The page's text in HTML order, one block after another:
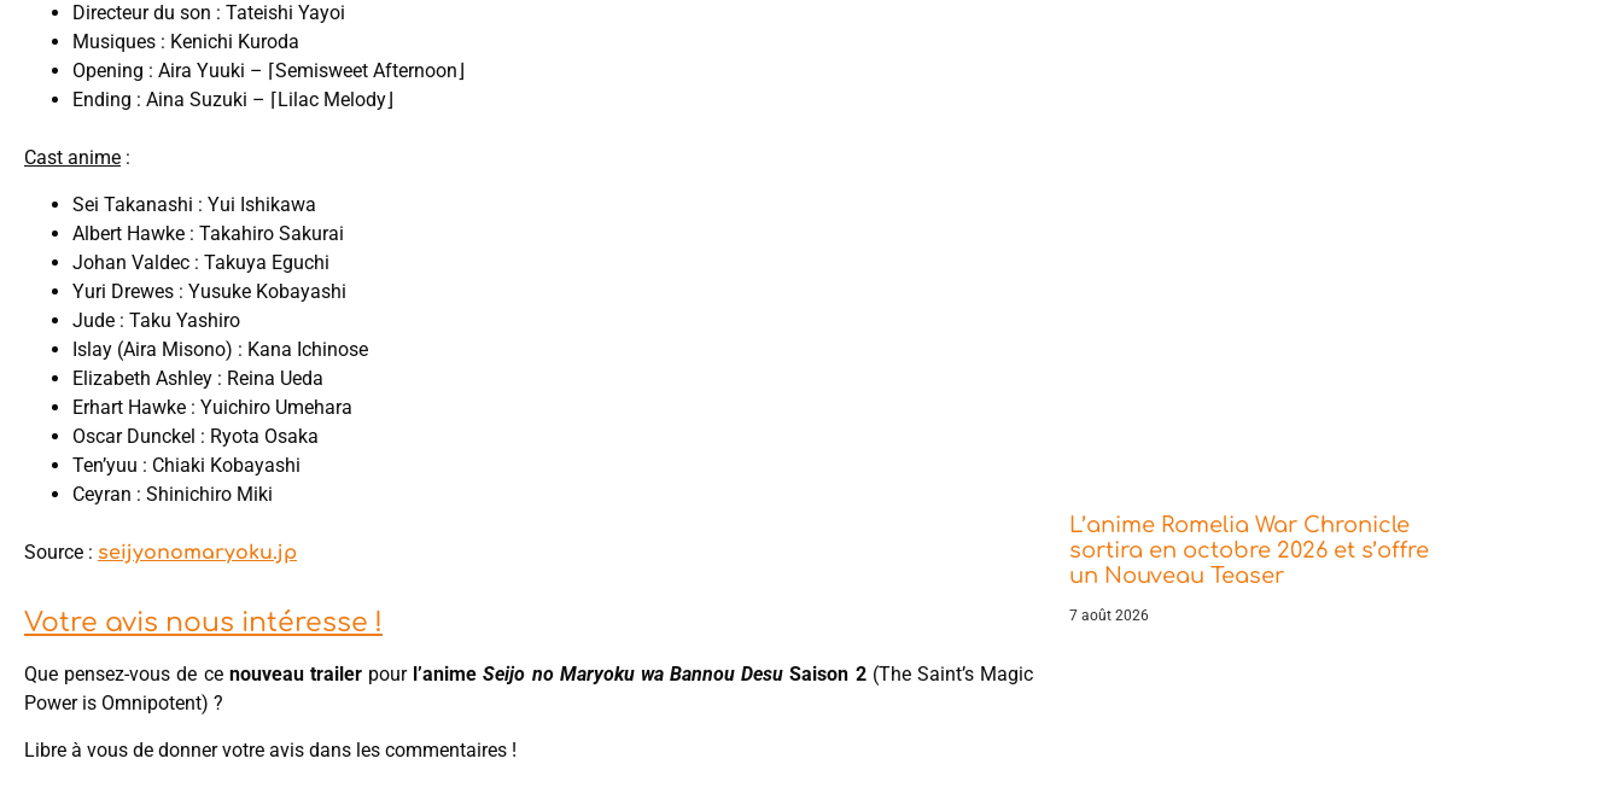
Directeur du son : Tateishi Yayoi
Musiques : Kenichi Kuroda
Opening : Aira Yuuki – ⌈Semisweet Afternoon⌋
Ending : Aina Suzuki – ⌈Lilac Melody⌋
Cast anime :
Sei Takanashi : Yui Ishikawa
Albert Hawke : Takahiro Sakurai
Johan Valdec : Takuya Eguchi
Yuri Drewes : Yusuke Kobayashi
Jude : Taku Yashiro
Islay (Aira Misono) : Kana Ichinose
Elizabeth Ashley : Reina Ueda
Erhart Hawke : Yuichiro Umehara
Oscar Dunckel : Ryota Osaka
Ten’yuu : Chiaki Kobayashi
Ceyran : Shinichiro Miki
Source : seijyonomaryoku.jp
Votre avis nous intéresse !
Que pensez-vous de cenouveau trailerpour l’animeSeijo no Maryoku wa Bannou Desu Saison 2(The Saint’s Magic
Power is Omnipotent) ?
Libre à vous de donner votre avis dans les commentaires !
L’anime Romelia War Chronicle
sortira en octobre 2026 et s’offre
un Nouveau Teaser
7 août 2026